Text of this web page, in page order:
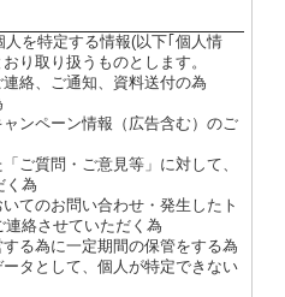
を特定する情報(以下｢個人情
り取り扱うものとします。
絡、ご通知、資料送付の為
ャンペーン情報（広告含む）のご
ご質問・ご意見等」に対して、
く為
てのお問い合わせ・発生したト
絡させていただく為
る為に一定期間の保管をする為
ータとして、個人が特定できない